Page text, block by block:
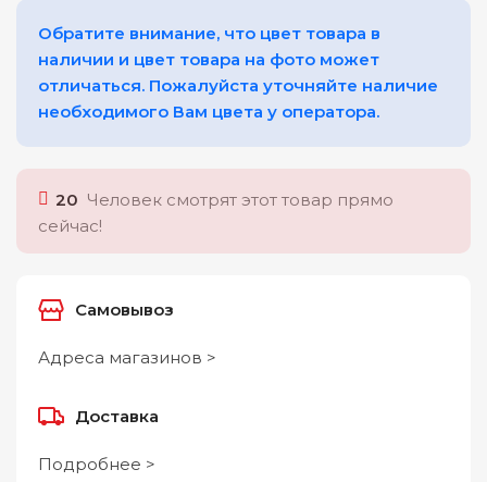
Обратите внимание, что цвет товара в
наличии и цвет товара на фото может
отличаться. Пожалуйста уточняйте наличие
необходимого Вам цвета у оператора.
20 Человек смотрят этот товар прямо
сейчас!
Самовывоз
Адреса магазинов >
Доставка
Подробнее >